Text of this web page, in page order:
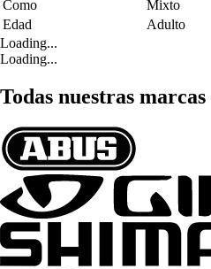
Como
Mixto
Edad
Adulto
Loading...
Loading...
Todas nuestras marcas